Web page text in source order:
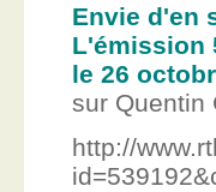
Envie d'en
L'émission
le 26
sur Quentin
http://